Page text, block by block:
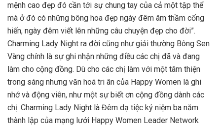
mệnh cao đẹp đó cần tới sự chung tay của cả một tập thể
mà ở đó có những bông hoa đẹp ngày đêm âm thầm cống
hiến, ngày đêm viết lên những câu chuyện đẹp cho đời”.
Charming Lady Night ra đời cũng như giải thường Bông Sen
Vàng chính là sự ghi nhận những điều các chị đã và đang
làm cho cộng đồng. Dù cho các chị làm với một tâm thiện
trong sáng nhưng văn hoá tri ân của Happy Women là ghi
nhớ và động viên, như một sự biết ơn cộng đồng dành các
chị. Charming Lady Night là Đêm dạ tiệc kỷ niệm ba năm
thành lập của mạng lưới Happy Women Leader Network